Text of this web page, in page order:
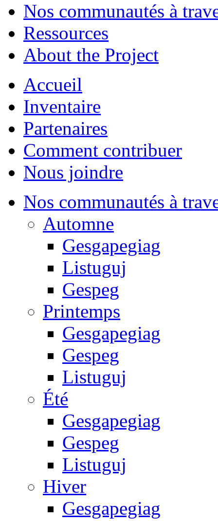
Nos communautés à
Ressources
About the Project
Accueil
Inventaire
Partenaires
Comment contribuer
Nous joindre
Nos communautés à
Automne
Gesgapegiag
Listuguj
Gespeg
Printemps
Gesgapegiag
Gespeg
Listuguj
Été
Gesgapegiag
Gespeg
Listuguj
Hiver
Gesgapegiag